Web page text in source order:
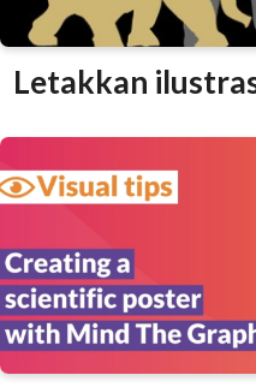
Letakkan